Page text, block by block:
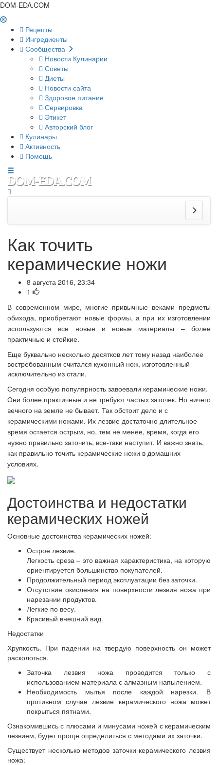
DOM-EDA.COM
Рецепты
Ингредиенты
Сообщества
Новости Кулинарии
Советы
Диеты
Новости сайта
Здоровое питание
Сервировка
Этикет
Авторский блог
Кулинары
Активность
Помощь
Как точить
керамические ножи
8 августа 2016, 23:34
1
В современном мире, многие привычные веками предметы
обихода, приобретают новые формы, а при их изготовлении
используются все новые и новые материалы – более
практичные и стойкие.
Еще буквально несколько десятков лет тому назад наиболее
востребованным считался кухонный нож, изготовленный
исключительно из стали.
Сегодня особую популярность завоевали керамические ножи.
Они более практичные и не требуют частых заточек. Но ничего
вечного на земле не бывает. Так обстоит дело и с
керамическими ножами. Их лезвие достаточно длительное
время остается острым, но, тем не менее, время, когда его
нужно правильно заточить, все-таки наступит. И важно знать,
как правильно точить керамические ножи в домашних
условиях.
Достоинства и недостатки
керамических ножей
Основные достоинства керамических ножей:
Острое лезвие.
Легкость среза – это важная характеристика, на которую
ориентируется большинство покупателей.
Продолжительный период эксплуатации без заточки.
Отсутствие окисления на поверхности лезвия ножа при
нарезании продуктов.
Легкие по весу.
Красивый внешний вид.
Недостатки
Хрупкость. При падении на твердую поверхность он может
расколоться.
Заточка лезвия ножа проводится только с
использованием материала с алмазным напылением.
Необходимость мытья после каждой нарезки. В
противном случае лезвие керамического ножа может
покрыться пятнами.
Ознакомившись с плюсами и минусами ножей с керамическим
лезвием, будет проще определиться с методами их заточки.
Существует несколько методов заточки керамического лезвия
ножа: